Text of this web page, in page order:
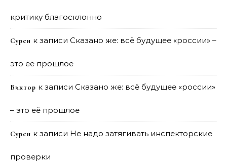
критику благосклонно
Сурен к записи Сказано же: всё будущее «россии» –
это её прошлое
Виктор к записи Сказано же: всё будущее «россии»
– это её прошлое
Сурен к записи Не надо затягивать инспекторские
проверки